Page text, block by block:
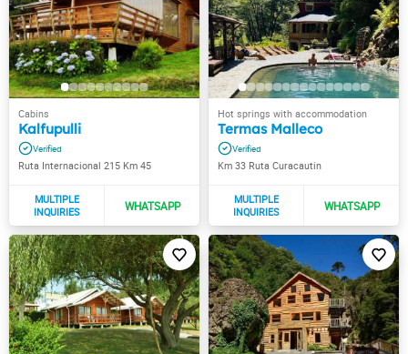
Kalfupulli
Ruta Internacional 215 Km 45
Termas Malleco
Km 33 Ruta Curacautin